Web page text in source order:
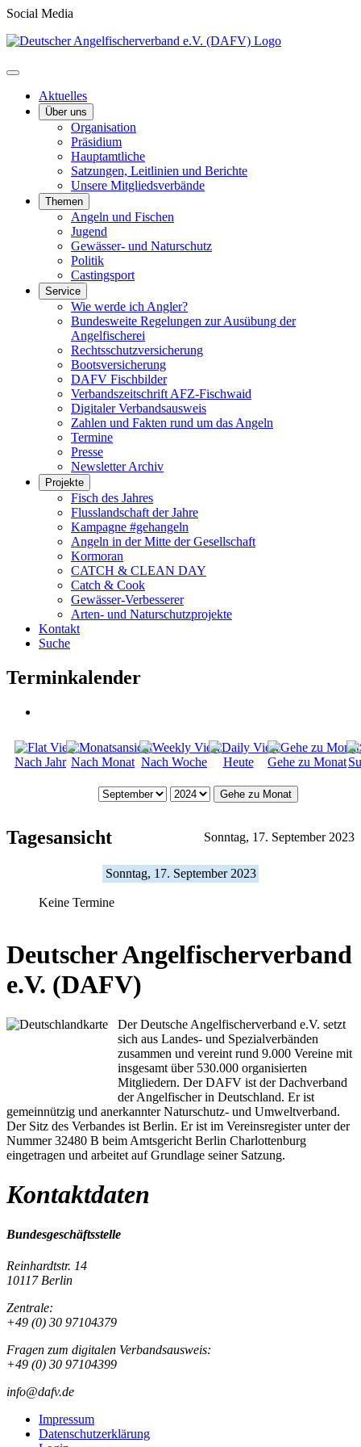
Social Media
Aktuelles
Über uns
Organisation
Präsidium
Hauptamtliche
Satzungen, Leitlinien und Berichte
Unsere Mitgliedsverbände
Themen
Angeln und Fischen
Jugend
Gewässer- und Naturschutz
Politik
Castingsport
Service
Wie werde ich Angler?
Bundesweite Regelungen zur Ausübung der
Angelfischerei
Rechtsschutzversicherung
Bootsversicherung
DAFV Fischbilder
Verbandszeitschrift AFZ-Fischwaid
Digitaler Verbandsausweis
Zahlen und Fakten rund um das Angeln
Termine
Presse
Newsletter Archiv
Projekte
Fisch des Jahres
Flusslandschaft der Jahre
Kampagne #gehangeln
Angeln in der Mitte der Gesellschaft
Kormoran
CATCH & CLEAN DAY
Catch & Cook
Gewässer-Verbesserer
Arten- und Naturschutzprojekte
Kontakt
Suche
Terminkalender
Nach Jahr Nach Monat Nach Woche Heute Gehe zu Monat
Gehe zu Monat
Tagesansicht Sonntag, 17. September 2023
Sonntag, 17. September 2023
Keine Termine
Deutscher Angelfischerverband
e.V. (DAFV)
Der Deutsche Angelfischerverband e.V. setzt
sich aus Landes- und Spezialverbänden
zusammen und vereint rund 9.000 Vereine mit
insgesamt über 530.000 organisierten
Mitgliedern. Der DAFV ist der Dachverband
der Angelfischer in Deutschland. Er ist
gemeinnützig und anerkannter Naturschutz- und Umweltverband.
Der Sitz des Verbandes ist Berlin. Er ist im Vereinsregister unter der
Nummer 32480 B beim Amtsgericht Berlin Charlottenburg
eingetragen und arbeitet auf Grundlage seiner Satzung.
Kontaktdaten
Bundesgeschäftsstelle
Reinhardtstr. 14
10117 Berlin
Zentrale:
+49 (0) 30 97104379
Fragen zum digitalen Verbandsausweis:
+49 (0) 30 97104399
info@dafv.de
Impressum
Datenschutzerklärung